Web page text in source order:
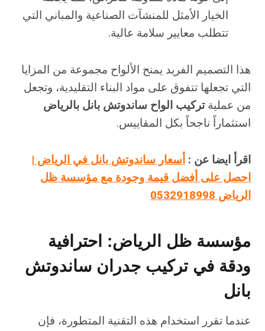
الخيار الأمثل للمنشآت الصناعية والمباني التي
تتطلب معايير سلامة عالية.
هذا التصميم الفريد يمنح الألواح مجموعة من المزايا
التي تجعلها تتفوق على مواد البناء التقليدية، وتجعل
من عمليةتركيب الواح ساندوتش بانل بالرياض
استثماراً ناجحاً بكل المقاييس.
اقرأ ايضا عن : أسعار ساندوتش بانل في الرياض |
احصل على أفضل قيمة وجودة مع مؤسسة ظل
الرياض 0532918998
مؤسسة ظل الرياض: احترافية
ودقة في تركيب جدران ساندوتش
بانل
عندما تقرر استخدام هذه التقنية المتطورة، فإن